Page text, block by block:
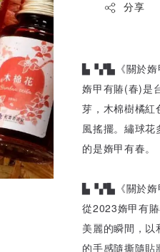
分享
▙▝▞▙《關於
媠甲有賰(春)是
芽，木棉樹橘紅
風搖擺。繡球
的是媠甲有春。
▙▝▞▙《關於
從2023媠甲有
美麗的瞬間，
的手感隨撕隨貼